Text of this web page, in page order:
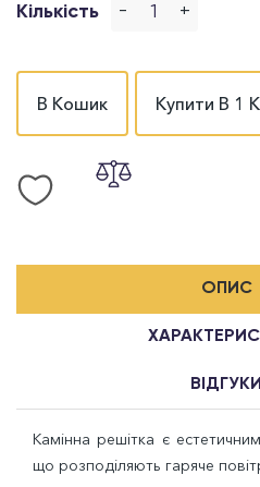
Кількість - +
В Кошик Купити В 1
ОПИС
ВІДГУКИ
Камінна решітка є
що розподіляють гаряче